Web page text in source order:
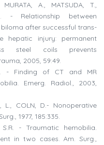
A., MATSUDA, T.,
- Relationship between
after successful trans-
hepatic injury: permanent
steel coils prevents
2005, 59:49.
R. - Finding of CT and MR
Emerg. Radiol., 2003,
L., COLN, D.- Nonoperative
1977, 185:335.
S.R. - Traumatic hemobilia.
in two cases. Am. Surg.,